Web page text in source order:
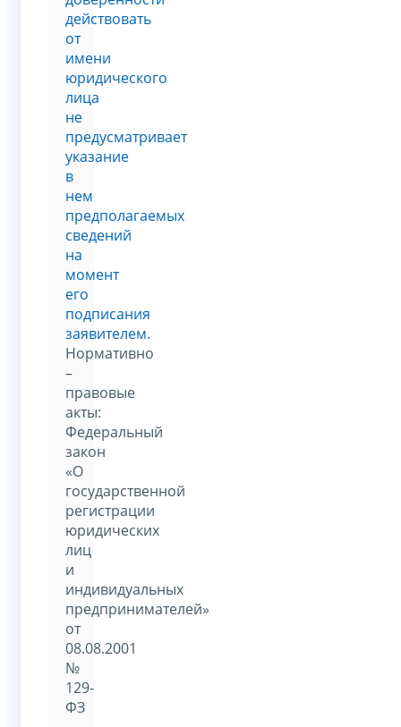
действовать
от
имени
юридического
лица
не
предусматривает
указание
в
нем
предполагаемых
сведений
на
момент
его
подписания
заявителем.
Нормативно
–
правовые
акты:
Федеральный
закон
«О
государственной
регистрации
юридических
лиц
и
индивидуальных
предпринимателей»
от
08.08.2001
№
129-
ФЗ